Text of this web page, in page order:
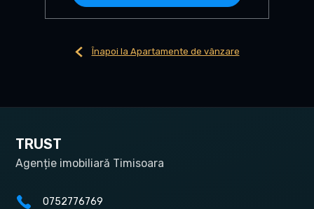
Înapoi la Apartamente de vânzare
TRUST
Agenție imobiliară Timisoara
0752776769